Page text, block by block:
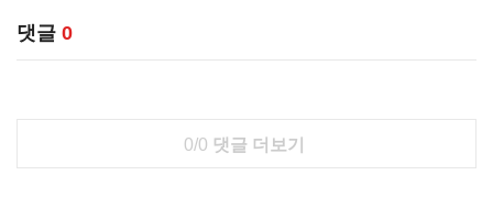
댓글 0
0/0 댓글 더보기